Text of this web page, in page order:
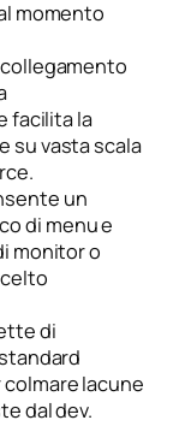
momento
facilita la
su vasta scala
un
di menu e
monitor o
di
lacune
dal dev.